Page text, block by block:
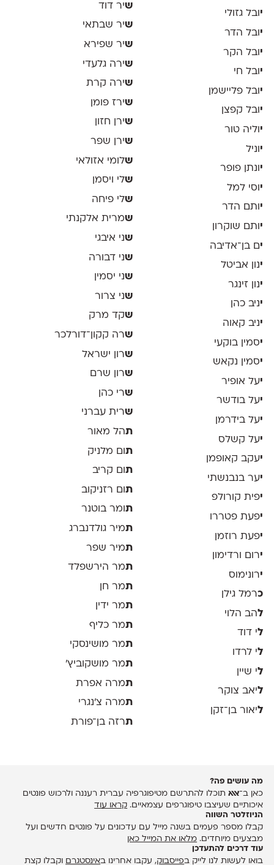
יובל גזולי
י ובל הדר
י ובל הקר
יובל חי
י ובל פליישמן
יובל קפצן
י וליה טור
י וניל
יונתן פופר
י וסי למל
יותם הדר
י ותם שוקרון
ים בן־אדיבה
ינון אביטל
ינון זינגר
יניב כהן
יניב קאוה
יסמין בוקעי
יסמין נקאש
יעל אופיר
יעל בודשר
יעל בידרמן
יעל קשלס
יעקב קאופמן
יער בנבנשתי
יפית קורולפ
יפעת פטררו
יפעת רוזמן
ירום ורדימון
ירונימוס
כרמל גילן
להב הלוי
לי דוד
לי לרדו
לי שיין
ליאב צוקר
ליאור בן־זקן
שיר דוד
שיר שבתאי
שיר שפירא
שירה גלעדי
שירה קרת
שירז פומן
שירן חזון
שירן שפר
שלומי אזולאי
שלי ויסמן
שלי פיחה
שמרית אלקנתי
שני איבגי
שני דבורה
שני יסמין
שני צרור
שקד מרק
שרה קקון־דורלכר
שרון ישראל
שרון שרם
שרי כהן
שרית עברני
תהל מאור
תום מלניק
ת ום קריב
ת ום רזניקוב
תומר בוטנר
תמיר גולדנברג
תמיר שפר
תמר הירשפלד
תמר חן
תמר ידין
תמר כליף
תמר מושינסקי
תמר מושקוביץ'
תמרה אפרת
תמרה צ׳נגרי
תרזה בן־פורת
מה עושים פה?
כאן ב־אאאתוכלו להתרשם מטיפוגרפיה עברית רעננה ולרכוש פונטים
איכותיים שעיצבו טיפוגרפים עצמאיים. קראו עוד
הניוזלטר השווה
קבלו מספר פעמים בשנה מייל עם עדכונים על פונטים חדשים ועל
מבצעים מיוחדים. מלאו את המייל כאן
עוד דרכים להתעדכן
בואו לעשות לנו לייק בפייסבוק, עקבו אחרינו באינסטגרם וקבלו קצת